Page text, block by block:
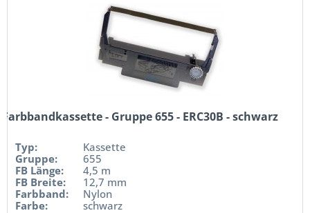
Farbbandkassette - Gruppe 655 - ERC30B - schwarz
Typ:
Kassette
Gruppe:
655
FB Länge:
4,5 m
FB Breite:
12,7 mm
Farbband:
Nylon
Farbe:
schwarz